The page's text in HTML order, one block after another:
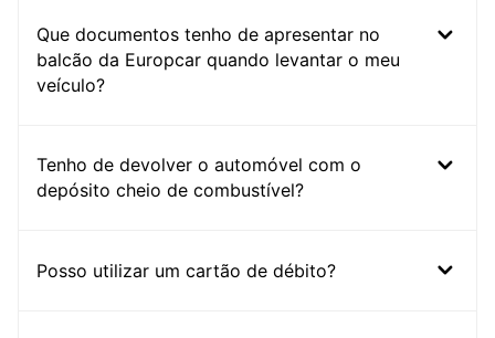
Que documentos tenho de apresentar no
balcão da Europcar quando levantar o meu
veículo?
Tenho de devolver o automóvel com o
depósito cheio de combustível?
Posso utilizar um cartão de débito?